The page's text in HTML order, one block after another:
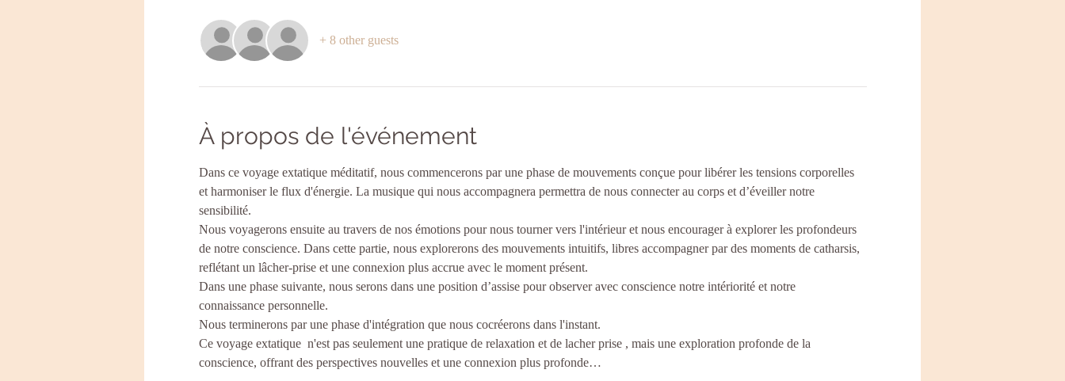
+ 8 other guests
À propos de l'événement
Dans ce voyage extatique méditatif, nous commencerons par une phase de mouvements conçue pour libérer les tensions corporelles
et harmoniser le flux d'énergie. La musique qui nous accompagnera permettra de nous connecter au corps et d’éveiller notre
sensibilité.
Nous voyagerons ensuite au travers de nos émotions pour nous tourner vers l'intérieur et nous encourager à explorer les profondeurs
de notre conscience. Dans cette partie, nous explorerons des mouvements intuitifs, libres accompagner par des moments de catharsis,
reflétant un lâcher-prise et une connexion plus accrue avec le moment présent.
Dans une phase suivante, nous serons dans une position d’assise pour observer avec conscience notre intériorité et notre
connaissance personnelle.
Nous terminerons par une phase d'intégration que nous cocréerons dans l'instant.
Ce voyage extatique  n'est pas seulement une pratique de relaxation et de lacher prise , mais une exploration profonde de la
conscience, offrant des perspectives nouvelles et une connexion plus profonde…